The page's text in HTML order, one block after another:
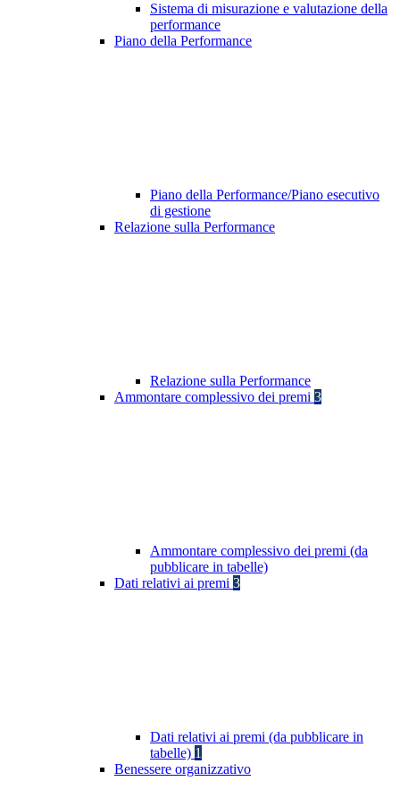
Sistema di misurazione e valutazione della
performance
Piano della Performance
Piano della Performance/Piano esecutivo
di gestione
Relazione sulla Performance
Relazione sulla Performance
Ammontare complessivo dei premi 3
Ammontare complessivo dei premi (da
pubblicare in tabelle)
Dati relativi ai premi 3
Dati relativi ai premi (da pubblicare in
tabelle) 1
Benessere organizzativo